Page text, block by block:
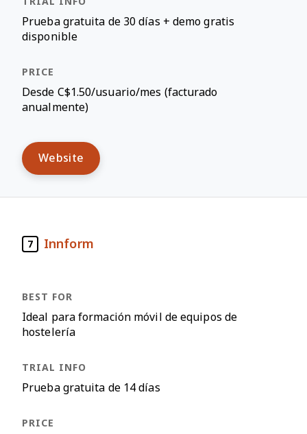
Prueba gratuita de 30 días + demo gratis
disponible
Desde C$1.50/usuario/mes (facturado
anualmente)
Website
7 Innform
Ideal para formación móvil de equipos de
hostelería
Prueba gratuita de 14 días